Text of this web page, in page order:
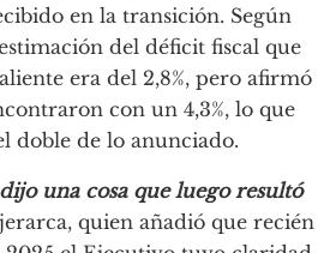
en la transición. Según
del déficit fiscal que
era del 2,8%, pero afirmó
con un 4,3%, lo que
doble de lo anunciado.
una cosa que luego resultó
quien añadió que recién